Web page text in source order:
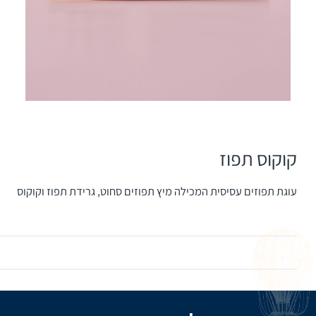
קוקוס תפוז
עוגת תפוזים עסיסית המכילה מיץ תפוזים סחוט, גרידת תפוז וקוקוס